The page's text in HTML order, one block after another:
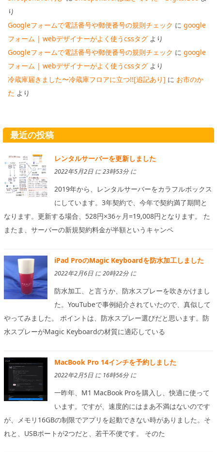
り
Googleフォームで電話番号や郵便番号の規則チェック に google
フォーム | webデザイナーがよく使うcssタグ より
Googleフォームで電話番号や郵便番号の規則チェック に google
フォーム | webデザイナーがよく使うcssタグ より
冷蔵庫届きました〜冷蔵庫フロアに立つ!![追記あり] に お市のか
た より
最近の投稿
レンタルサーバーを更新しました
2022年5月2日 に 23時53分 に
2019年から、レンタルサーバーをカラフルボックス
にしています。3年契約で、今年で契約満了期間と
なります。更新する場合、528円×36ヶ月=19,008円となります。 た
またま、サーバーの新規契約料金が半額というキャンペ
iPad ProのMagic Keyboardを防水加工しました
2022年2月6日 に 20時22分 に
防水加工、と言うか、防水スプレーを吹きかけまし
た。YouTubeで事例紹介されていたので、真似して
やってみました。 ポイントは、防水スプレー選びだと思います。防
水スプレーがMagic Keyboardの材質に適応している
MacBook Pro 14インチを予約しました
2022年2月5日 に 16時56分 に
一昨年、M1 MacBook Proを購入し、快適に使って
います。ですが、速度的にはまあ不満はないのです
が、メモリ16GBの制限でアプリを起動できない時がありました。そ
れと、USBポートが2つだと、若干不便です。 そのた